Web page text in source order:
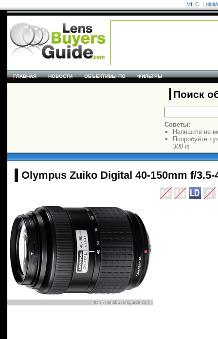
MILC
ГЛАВНАЯ НОВОСТИ ОБЪЕКТИВЫ ПО ФИЛЬТРЫ
Поиск
Советы:
Напишите не
Попробуйте
300 is
Olympus Zuiko Digital 40-150mm f/3.5-